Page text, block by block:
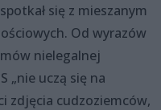
się z mieszanym
Od wyrazów
nielegalnej
„nie uczą się na
zdjęcia cudzoziemców,